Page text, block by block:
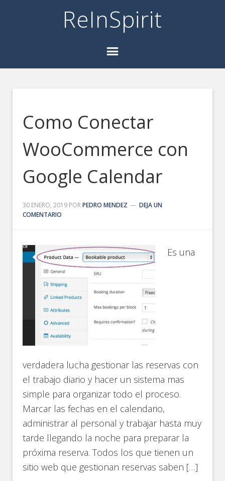
ReInSpirit
Como Conectar
WooCommerce con
Google Calendar
30 ENERO, 2019 PORPEDRO MENDEZ
DEJA UN
COMENTARIO
Es una
verdadera lucha gestionar las reservas con
el trabajo diario y hacer un sistema mas
simple para organizar todo el proceso.
Marcar las fechas en el calendario,
administrar al personal y trabajar hasta muy
tarde llegando la noche para preparar la
próxima reserva. Todos los que tienen un
sitio web que gestionan reservas saben […]